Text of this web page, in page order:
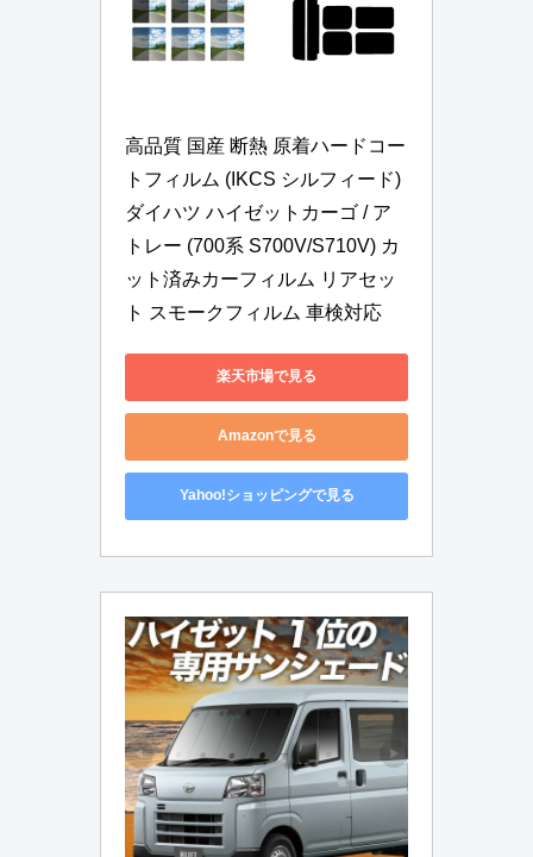
高品質 国産 断熱 原着ハードコー
トフィルム (IKCS シルフィード)
ダイハツ ハイゼットカーゴ / ア
トレー (700系 S700V/S710V) カ
ット済みカーフィルム リアセッ
ト スモークフィルム 車検対応
楽天市場で見る
Amazonで見る
Yahoo!ショッピングで見る